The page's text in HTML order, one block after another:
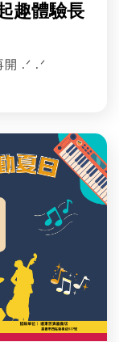
趣體驗長
.ᐟ .ᐟ